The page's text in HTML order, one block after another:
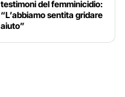
testimoni del femminicidio:
“L’abbiamo sentita gridare
aiuto”